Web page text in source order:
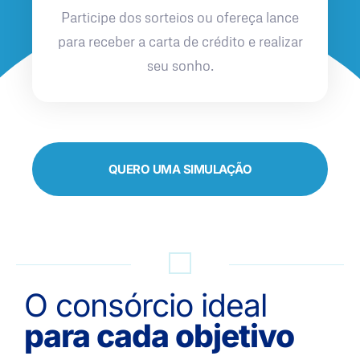
Participe dos sorteios ou ofereça lance
para receber a carta de crédito e realizar
seu sonho.
QUERO UMA SIMULAÇÃO
O consórcio ideal
para cada objetivo